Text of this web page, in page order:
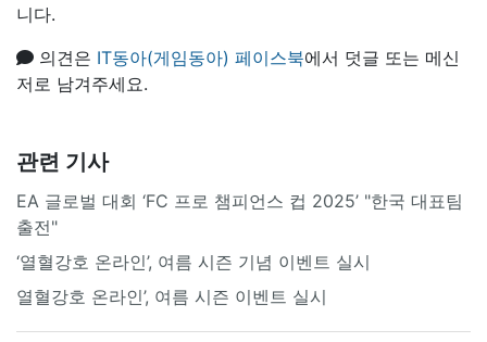
니다.
의견은 IT동아(게임동아) 페이스북에서 덧글 또는 메신
저로 남겨주세요.
관련 기사
EA 글로벌 대회 ‘FC 프로 챔피언스 컵 2025’ "한국 대표팀
출전"
‘열혈강호 온라인’, 여름 시즌 기념 이벤트 실시
열혈강호 온라인’, 여름 시즌 이벤트 실시